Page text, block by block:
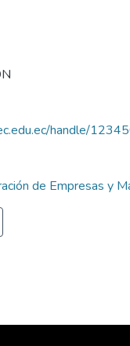
handle/
de Empresas y